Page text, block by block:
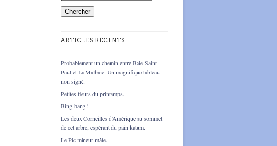
ARTICLES RÉCENTS
Probablement un chemin entre Baie-Saint-
Paul et La Malbaie. Un magnifique tableau
non signé.
Petites fleurs du printemps.
Bing-bang !
Les deux Corneilles d’Amérique au sommet
de cet arbre, espérant du pain katum.
Le Pic mineur mâle.